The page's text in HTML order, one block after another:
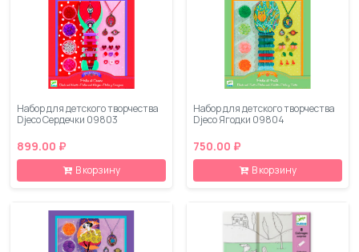
Набор для детского творчества
Djeco Сердечки 09803
899.00 ₽
В корзину
Набор для детского творчества
Djeco Ягодки 09804
750.00 ₽
В корзину